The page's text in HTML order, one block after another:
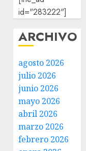
id="283222"]
ARCHIVO
agosto 2026
julio 2026
junio 2026
mayo 2026
abril 2026
marzo 2026
febrero 2026